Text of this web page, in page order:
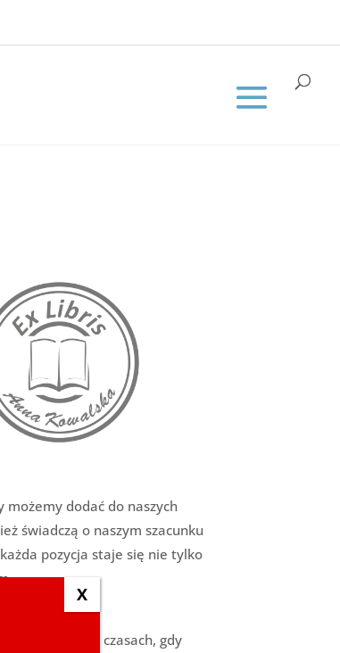
możemy dodać do naszych
świadczą o naszym szacunku
pozycja staje się nie tylko
książek w czasach, gdy
X